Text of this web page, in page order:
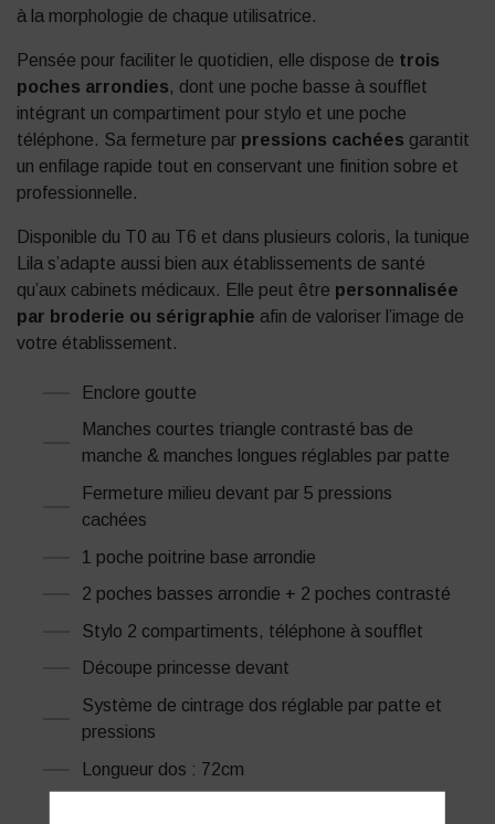
à la morphologie de chaque utilisatrice.
Pensée pour faciliter le quotidien, elle dispose de trois
poches arrondies, dont une poche basse à soufflet
intégrant un compartiment pour stylo et une poche
téléphone. Sa fermeture par pressions cachées garantit
un enfilage rapide tout en conservant une finition sobre et
professionnelle.
Disponible du T0 au T6 et dans plusieurs coloris, la tunique
Lila s’adapte aussi bien aux établissements de santé
qu’aux cabinets médicaux. Elle peut être personnalisée
par broderie ou sérigraphie afin de valoriser l’image de
votre établissement.
Enclore goutte
Manches courtes triangle contrasté bas de
manche & manches longues réglables par patte
Fermeture milieu devant par 5 pressions
cachées
1 poche poitrine base arrondie
2 poches basses arrondie + 2 poches contrasté
Stylo 2 compartiments, téléphone à soufflet
Découpe princesse devant
Système de cintrage dos réglable par patte et
pressions
Longueur dos : 72cm